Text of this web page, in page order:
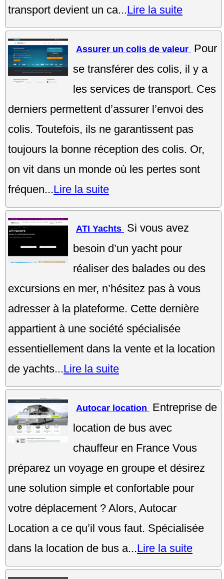
transport devient un ca...Lire la suite
Assurer un colis de valeur Pour
se transférer des colis, il y a
les services de transport. Ces
derniers permettent d’assurer l’envoi des
colis. Toutefois, ils ne garantissent pas
toujours la bonne réception des colis. Or,
on vit dans un monde où les pertes sont
fréquen...Lire la suite
ATI Yachts Si vous avez
besoin d’un yacht pour
réaliser des balades ou des
excursions en mer, n’hésitez pas à vous
adresser à la plateforme. Cette dernière
appartient à une société spécialisée
essentiellement dans la vente et la location
de yachts...Lire la suite
Autocar location
Entreprise de
location de bus avec
chauffeur en France Vous
préparez un voyage en groupe et désirez
une solution simple et confortable pour
votre déplacement ? Alors, Autocar
Location a ce qu’il vous faut. Spécialisée
dans la location de bus a...Lire la suite